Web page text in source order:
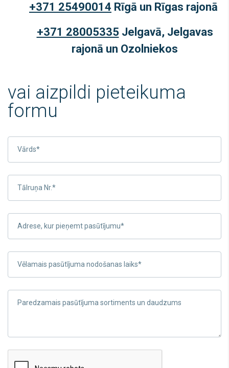
+371 25490014 Rīgā un Rīgas rajonā
+371 28005335 Jelgavā, Jelgavas
rajonā un Ozolniekos
vai aizpildi pieteikuma
formu
Vārds*
Tālruņa Nr.*
Adrese, kur pieņemt pasūtījumu*
Vēlamais pasūtījuma nodošanas laiks*
Paredzamais pasūtījuma sortiments un daudzums